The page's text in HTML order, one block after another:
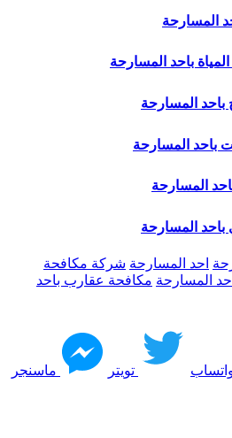
المسارحة
باحد المسارحة
المسارحة
باحد المسارحة
المسارحة
المسارحة
احد المسارحة شركة مكافحة
المسارحة مكافحة عقارب باحد
تويتر ماسنجر